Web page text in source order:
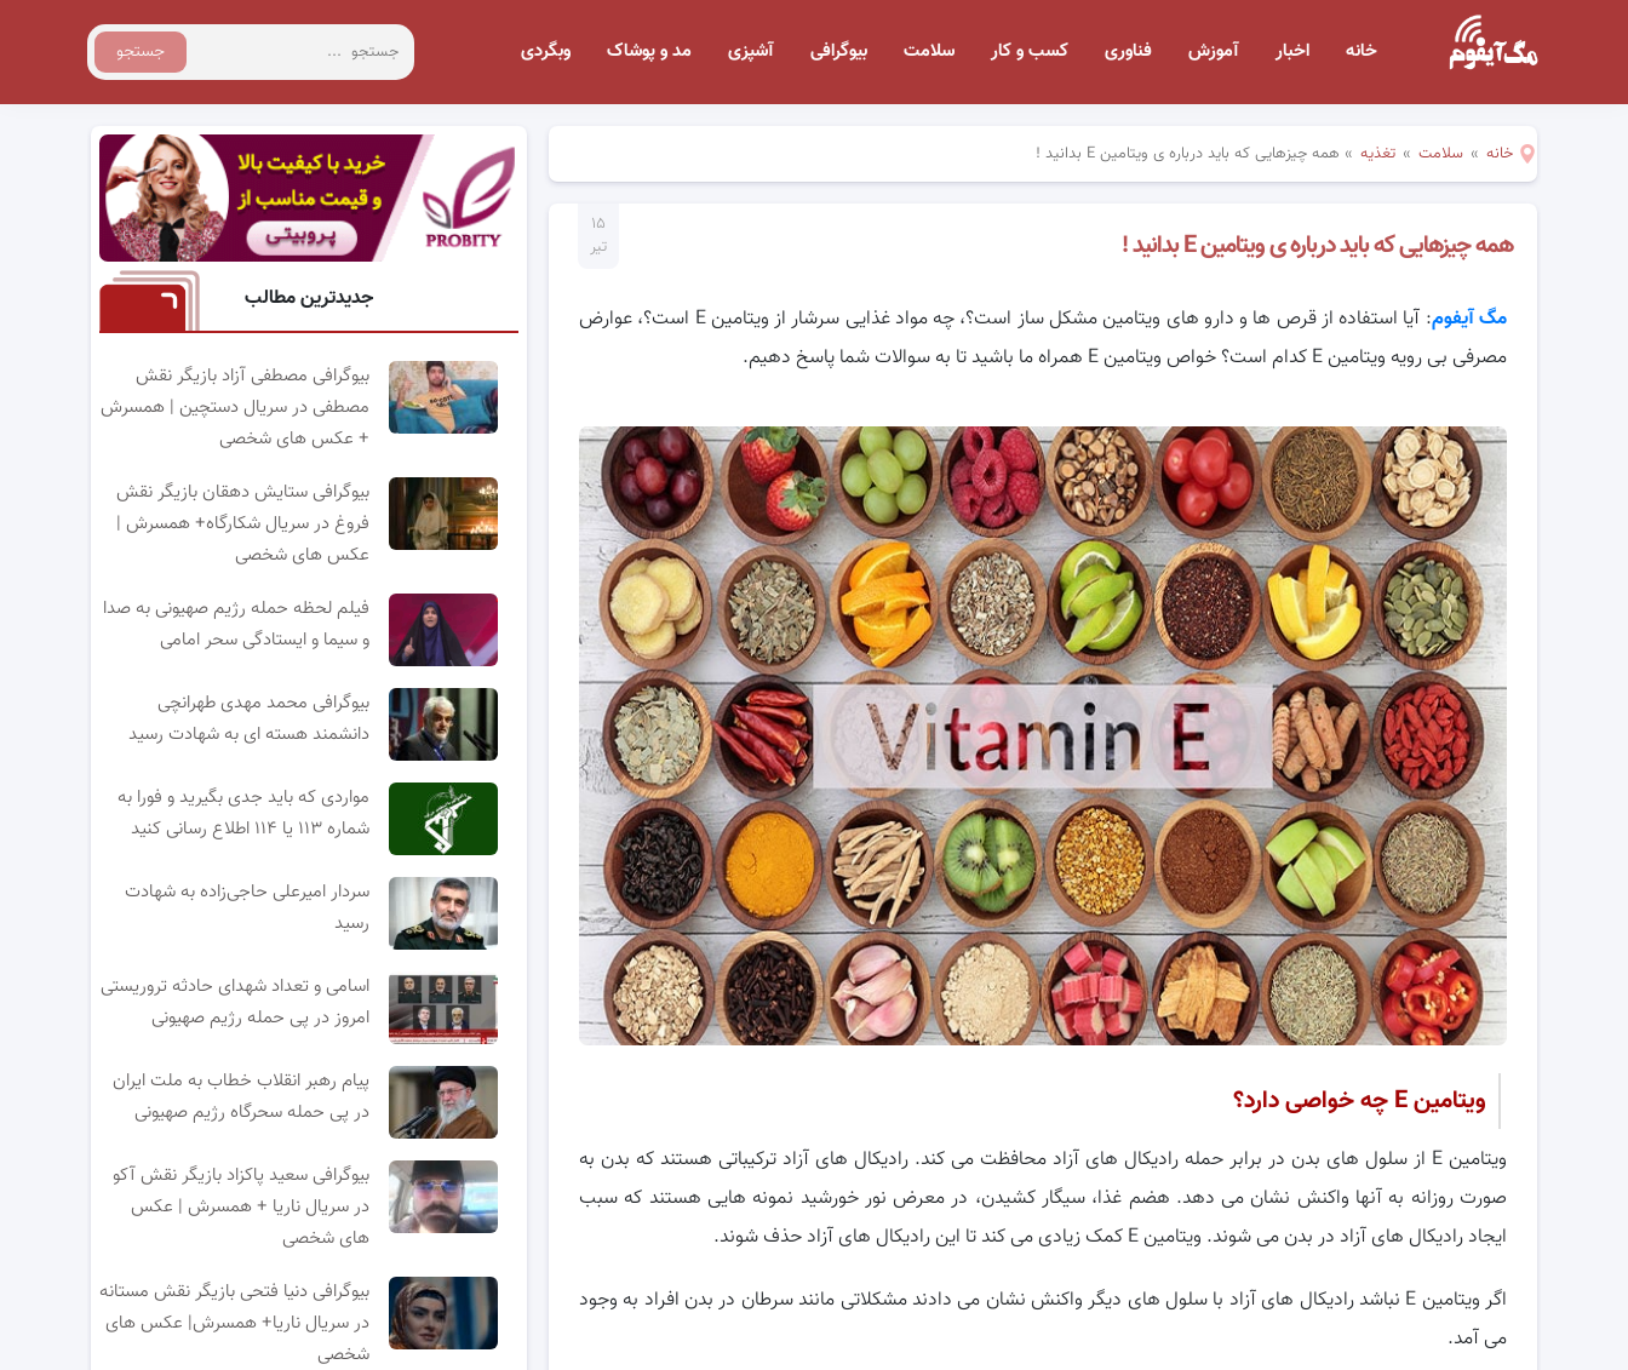
جستجو خانه اخبار آموزش فناوری کسب و کار سلامت بیوگرافی آشپزی مد و پوشاک وبگردی
خانه » سلامت » تغذیه » همه چیزهایی که باید درباره ی ویتامین E بدانید !
۱۵
تیر
همه چیزهایی که باید درباره ی ویتامین E بدانید !
مگ آیفوم
: آیا استفاده از قرص ها و دارو های ویتامین مشکل ساز است؟، چه مواد غذایی سرشار از ویتامین E است؟، عوارض
مصرفی بی رویه ویتامین E کدام است؟ خواص ویتامین E همراه ما باشید تا به سوالات شما پاسخ دهیم.
ویتامینEچه خواصی دارد؟
ویتامین E از سلول های بدن در برابر حمله رادیکال های آزاد محافظت می کند. رادیکال های آزاد ترکیباتی هستند که بدن به
صورت روزانه به آنها واکنش نشان می دهد. هضم غذا، سیگار کشیدن، در معرض نور خورشید نمونه هایی هستند که سبب
ایجاد رادیکال های آزاد در بدن می شوند. ویتامین E کمک زیادی می کند تا این رادیکال های آزاد حذف شوند.
اگر ویتامین E نباشد رادیکال های آزاد با سلول های دیگر واکنش نشان می دادند مشکلاتی مانند سرطان در بدن افراد به وجود
می آمد.
جدیدترین مطالب
بیوگرافی مصطفی آزاد بازیگر نقش
مصطفی در سریال دستچین | همسرش
+ عکس های شخصی
بیوگرافی ستایش دهقان بازیگر نقش
فروغ در سریال شکارگاه+ همسرش |
عکس های شخصی
فیلم لحظه حمله رژیم صهیونی به صدا
و سیما و ایستادگی سحر امامی
بیوگرافی محمد مهدی طهرانچی
دانشمند هسته ای به شهادت رسید
مواردی که باید جدی بگیرید و فورا به
شماره ۱۱۳ یا ۱۱۴ اطلاع رسانی کنید
سردار امیرعلی حاجی‌زاده به شهادت
رسید
اسامی و تعداد شهدای حادثه تروریستی
امروز در پی حمله رژیم صهیونی
پیام رهبر انقلاب خطاب به ملت ایران
در پی حمله سحرگاه رژیم صهیونی
بیوگرافی سعید پاکزاد بازیگر نقش آکو
در سریال ناریا + همسرش | عکس
های شخصی
بیوگرافی دنیا فتحی بازیگر نقش مستانه
در سریال ناریا+ همسرش| عکس های
شخصی